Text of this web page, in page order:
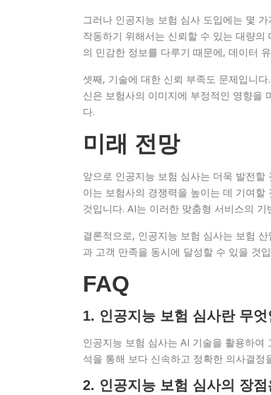
그러나 인공지능 보험 심사 도입에는 몇
작동하기 위해서는 신뢰할 수 있는 대량
의 민감한 정보를 다루기 때문에, 데이터
셋째, 기술에 대한 신뢰 부족도 문제입니
신은 보험사의 이미지에 부정적인 영향을
다.
미래 전망
앞으로 인공지능 보험 심사는 더욱 발전
이는 보험사의 경쟁력을 높이는 데 기여
것입니다. AI는 이러한 맞춤형 서비스의 기
결론적으로, 인공지능 보험 심사는 보험
과 고객 만족을 동시에 달성할 수 있을 것
FAQ
1. 인공지능 보험 심사란 무엇
인공지능 보험 심사는 AI 기술을 활용하
석을 통해 보다 신속하고 정확한 의사결정
2. 인공지능 보험 심사의 장